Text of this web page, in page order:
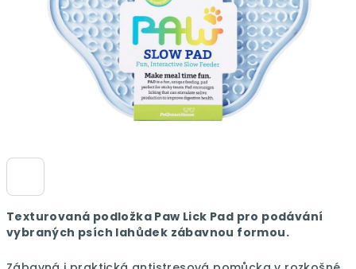
Texturovaná podložka Paw Lick Pad pro podávání
vybraných psích lahůdek zábavnou formou.